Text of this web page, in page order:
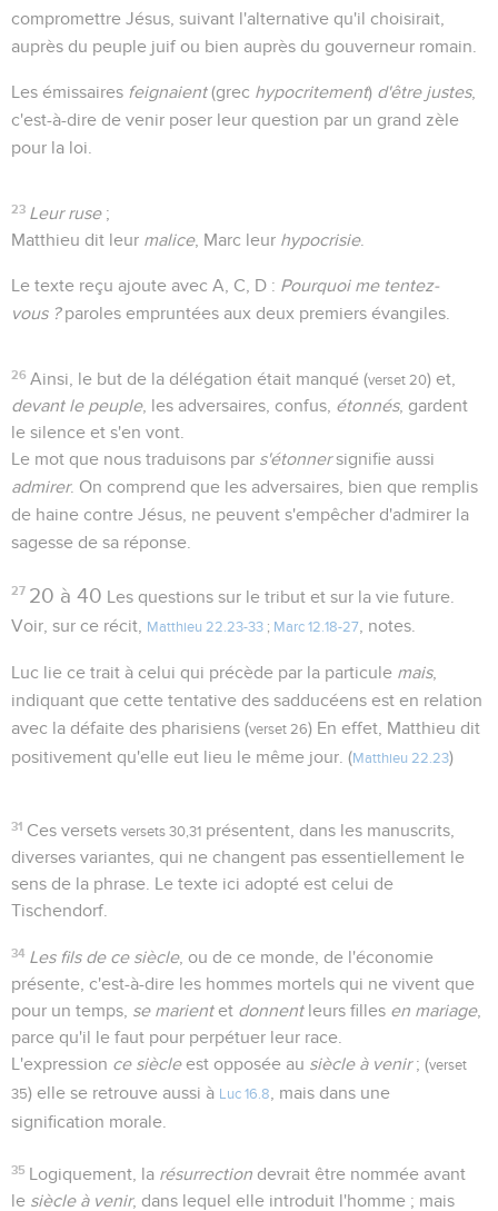
compromettre Jésus, suivant l'alternative qu'il choisirait,
auprès du peuple juif ou bien auprès du gouverneur romain.
Les émissaires feignaient(grec hypocritement) d'être justes,
c'est-à-dire de venir poser leur question par un grand zèle
pour la loi.
23 Leur ruse;
Matthieu dit leur malice, Marc leur hypocrisie.
Le texte reçu ajoute avec A, C, D : Pourquoi me tentez-
vous ?paroles empruntées aux deux premiers évangiles.
26 Ainsi, le but de la délégation était manqué (verset 20) et,
devant le peuple, les adversaires, confus, étonnés, gardent
le silence et s'en vont.
Le mot que nous traduisons par s'étonnersignifie aussi
admirer. On comprend que les adversaires, bien que remplis
de haine contre Jésus, ne peuvent s'empêcher d'admirer la
sagesse de sa réponse.
27 20 à 40 Les questions sur le tribut et sur la vie future.
Voir, sur ce récit,
Matthieu 22.23-33 ; Marc 12.18-27 , notes.
Luc lie ce trait à celui qui précède par la particule mais,
indiquant que cette tentative des sadducéens est en relation
avec la défaite des pharisiens (verset 26) En effet, Matthieu dit
positivement qu'elle eut lieu le même jour. (Matthieu 22.23)
31 Ces versetsversets 30,31 présentent, dans les manuscrits,
diverses variantes, qui ne changent pas essentiellement le
sens de la phrase. Le texte ici adopté est celui de
Tischendorf.
34 Les fils de ce siècle, ou de ce monde, de l'économie
présente, c'est-à-dire les hommes mortels qui ne vivent que
pour un temps, se marientet donnentleurs filles en mariage,
parce qu'il le faut pour perpétuer leur race.
L'expression ce siècleest opposée au siècle à venir; (verset
35) elle se retrouve aussi à Luc 16.8
, mais dans une
signification morale.
35 Logiquement, la résurrection devrait être nommée avant
le siècle à venir, dans lequel elle introduit l'homme ; mais